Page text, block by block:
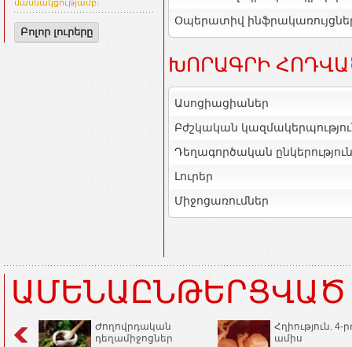
մասնակցությամբ։
Բոլոր լուրերը
Օպերատիվ
ԽՈՐԱԳՐԻ
Ասոցիացիաներ
Բժշկական
Դեղագործական
Լուրեր
Միջոցառումներ
Ժողովրդական
դեղամիջոցներ
Հղիություն. 4-
ամիս